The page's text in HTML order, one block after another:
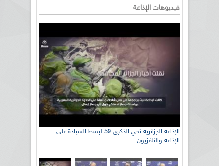
فيديوهات الإذاعة
الإذاعة الجزائرية تحي الذكرى 59 لبسط السيادة على
الإذاعة والتلفزيون